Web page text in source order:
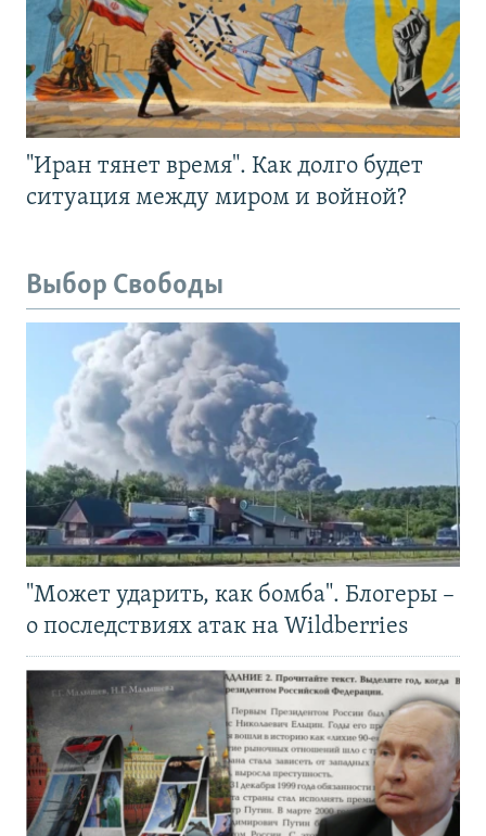
"Иран тянет время". Как долго будет
ситуация между миром и войной?
Выбор Свободы
"Может ударить, как бомба". Блогеры –
о последствиях атак на Wildberries